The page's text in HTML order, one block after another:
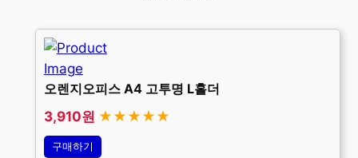
오렌지오피스 A4 고투명 L홀더
3,910원 ★★★★★
구매하기